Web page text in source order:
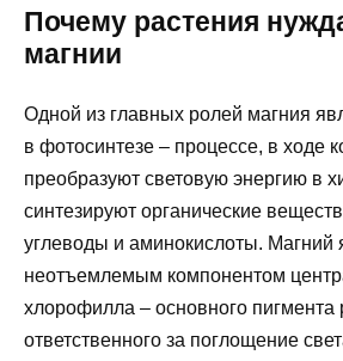
Почему растения
магнии
Одной из главных ролей магния
в фотосинтезе – процессе, в ходе
преобразуют световую энергию в
синтезируют органические
углеводы и аминокислоты. Магний
неотъемлемым компонентом
хлорофилла – основного пигмента
ответственного за поглощение